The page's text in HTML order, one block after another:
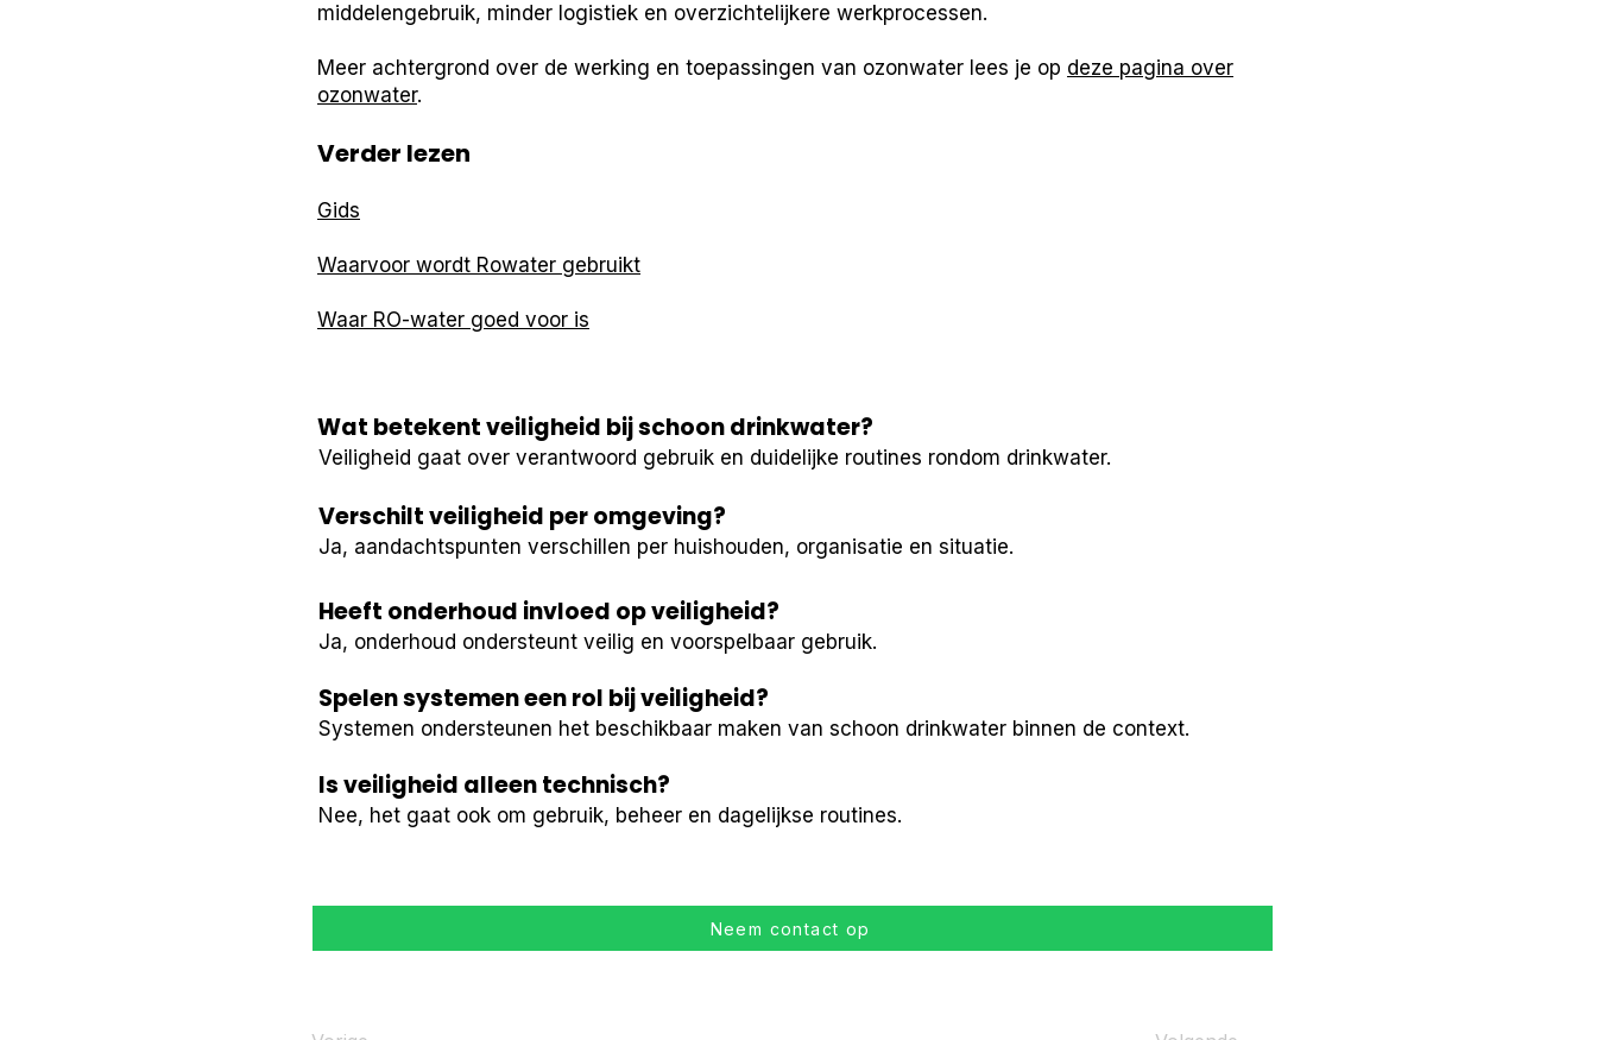
middelengebruik, minder logistiek en overzichtelijkere werkprocessen.
Meer achtergrond over de werking en toepassingen van ozonwater lees je op deze pagina over
ozonwater.
Verder lezen
Gids
Waarvoor wordt Rowater gebruikt
Waar RO-water goed voor is
Wat betekent veiligheid bij schoon drinkwater?
Veiligheid gaat over verantwoord gebruik en duidelijke routines rondom drinkwater.
Verschilt veiligheid per omgeving?
Ja, aandachtspunten verschillen per huishouden, organisatie en situatie.
Heeft onderhoud invloed op veiligheid?
Ja, onderhoud ondersteunt veilig en voorspelbaar gebruik.
Spelen systemen een rol bij veiligheid?
Systemen ondersteunen het beschikbaar maken van schoon drinkwater binnen de context.
Is veiligheid alleen technisch?
Nee, het gaat ook om gebruik, beheer en dagelijkse routines.
Neem contact op